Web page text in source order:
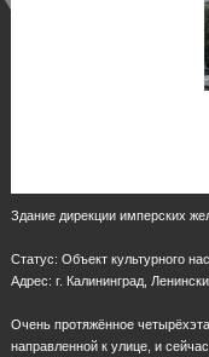
Здание дирекции имперских
Статус: Объект культурного
Адрес: г. Калининград,
Очень протяжённое
направленной к улице, и